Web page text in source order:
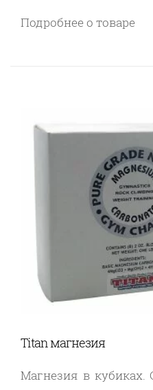
Подробнее о товаре
Titan магнезия
Магнезия в кубиках.